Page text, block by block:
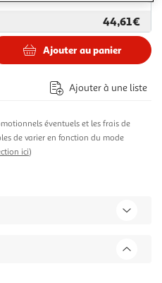
44,61€
Ajouter au panier
Ajouter à une liste
éventuels et les frais de
de varier en fonction du mode
ici)